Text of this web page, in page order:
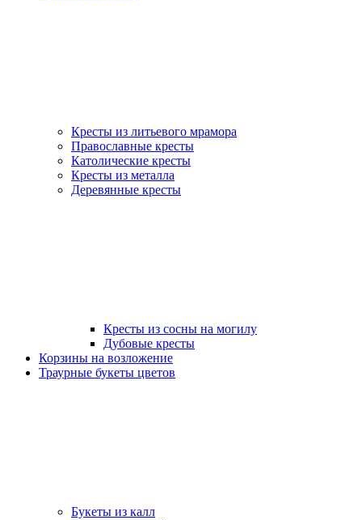
Кресты из литьевого мрамора
Православные кресты
Католические кресты
Кресты из металла
Деревянные кресты
Кресты из сосны на могилу
Дубовые кресты
Корзины на возложение
Траурные букеты цветов
Букеты из калл